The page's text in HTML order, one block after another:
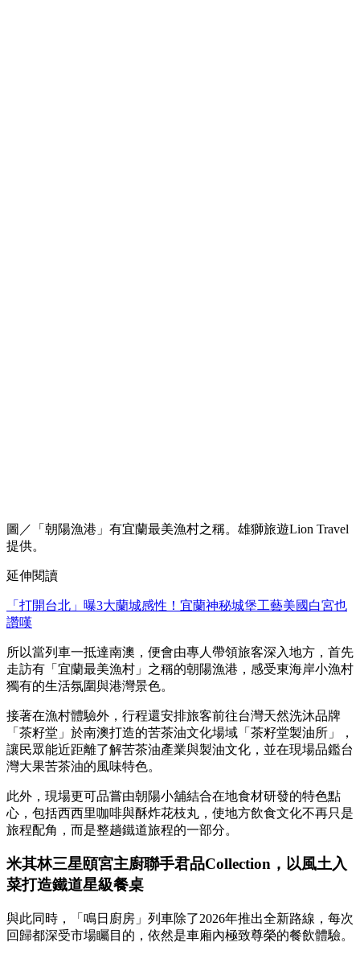
圖／「朝陽漁港」有宜蘭最美漁村之稱。雄獅旅遊Lion Travel
提供。
延伸閱讀
「打開台北」曝3大蘭城感性！宜蘭神秘城堡工藝美國白宮也
讚嘆
所以當列車一抵達南澳，便會由專人帶領旅客深入地方，首先
走訪有「宜蘭最美漁村」之稱的朝陽漁港，感受東海岸小漁村
獨有的生活氛圍與港灣景色。
接著在漁村體驗外，行程還安排旅客前往台灣天然洗沐品牌
「茶籽堂」於南澳打造的苦茶油文化場域「茶籽堂製油所」，
讓民眾能近距離了解苦茶油產業與製油文化，並在現場品鑑台
灣大果苦茶油的風味特色。
此外，現場更可品嘗由朝陽小舖結合在地食材研發的特色點
心，包括西西里咖啡與酥炸花枝丸，使地方飲食文化不再只是
旅程配角，而是整趟鐵道旅程的一部分。
米其林三星頤宮主廚聯手君品Collection，以風土入
菜打造鐵道星級餐桌
與此同時，「鳴日廚房」列車除了2026年推出全新路線，每次
回歸都深受市場矚目的，依然是車廂內極致尊榮的餐飲體驗。